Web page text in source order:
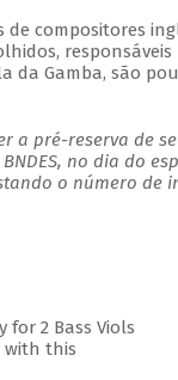
compositores
da Gamba, são
a pré-reserva de
no dia do
o número de
2 Bass Viols
this